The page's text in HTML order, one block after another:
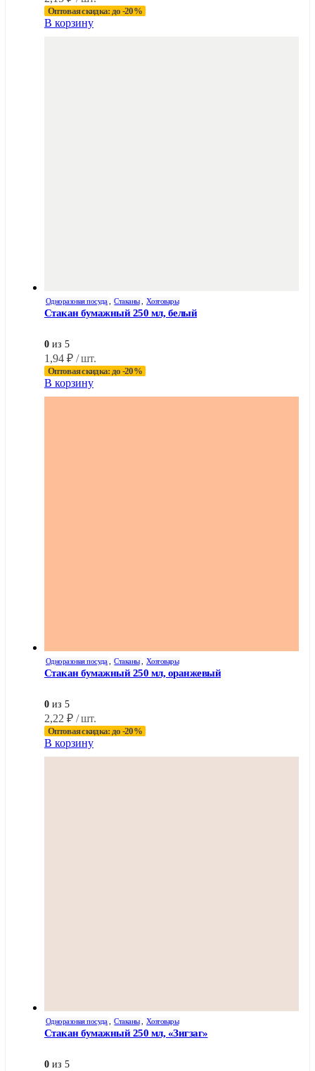
Оптовая скидка: до -20%
В корзину
Одноразовая посуда Стаканы Хозтовары
Стакан бумажный 250 мл, белый
0 из 5
1,94 ₽ / шт.
Оптовая скидка: до -20%
В корзину
Одноразовая посуда Стаканы Хозтовары
Стакан бумажный 250 мл, оранжевый
0 из 5
2,22 ₽ / шт.
Оптовая скидка: до -20%
В корзину
Одноразовая посуда Стаканы Хозтовары
Стакан бумажный 250 мл, «Зигзаг»
0 из 5